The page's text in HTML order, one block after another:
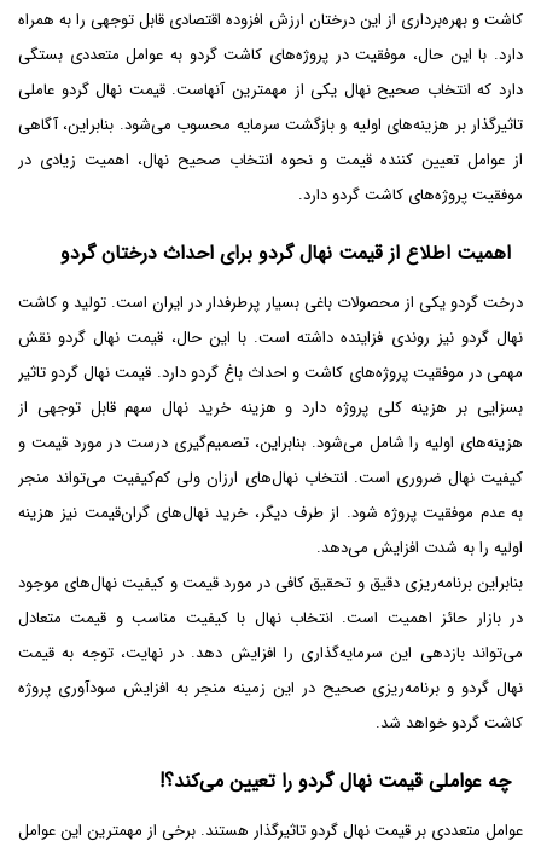
کاشت و بهره‌برداری از این درختان ارزش افزوده اقتصادی قابل توجهی را به همراه
دارد. با این حال، موفقیت در پروژه‌های کاشت گردو به عوامل متعددی بستگی
دارد که انتخاب صحیح نهال یکی از مهمترین آنهاست. قیمت نهال گردو عاملی
تاثیرگذار بر هزینه‌های اولیه و بازگشت سرمایه محسوب می‌شود. بنابراین، آگاهی
از عوامل تعیین کننده قیمت و نحوه انتخاب صحیح نهال، اهمیت زیادی در
موفقیت پروژه‌های کاشت گردو دارد.
اهمیت اطلاع از قیمت نهال گردو برای احداث درختان گردو
درخت گردو یکی از محصولات باغی بسیار پرطرفدار در ایران است. تولید و کاشت
نهال گردو نیز روندی فزاینده داشته است. با این حال، قیمت نهال گردو نقش
مهمی در موفقیت پروژه‌های کاشت و احداث باغ گردو دارد. قیمت نهال گردو تاثیر
بسزایی بر هزینه کلی پروژه دارد و هزینه خرید نهال سهم قابل توجهی از
هزینه‌های اولیه را شامل می‌شود. بنابراین، تصمیم‌گیری درست در مورد قیمت و
کیفیت نهال ضروری است. انتخاب نهال‌های ارزان ولی کم‌کیفیت می‌تواند منجر
به عدم موفقیت پروژه شود. از طرف دیگر، خرید نهال‌های گران‌قیمت نیز هزینه
اولیه را به شدت افزایش می‌دهد.
بنابراین برنامه‌ریزی دقیق و تحقیق کافی در مورد قیمت و کیفیت نهال‌های موجود
در بازار حائز اهمیت است. انتخاب نهال با کیفیت مناسب و قیمت متعادل
می‌تواند بازدهی این سرمایه‌گذاری را افزایش دهد. در نهایت، توجه به قیمت
نهال گردو و برنامه‌ریزی صحیح در این زمینه منجر به افزایش سودآوری پروژه
کاشت گردو خواهد شد.
چه عواملی قیمت نهال گردو را تعیین می‌کند؟!
عوامل متعددی بر قیمت نهال گردو تاثیرگذار هستند. برخی از مهمترین این عوامل